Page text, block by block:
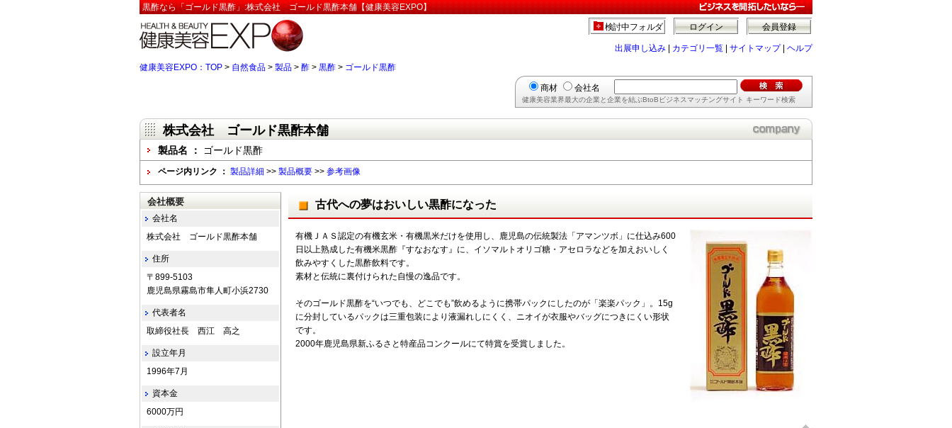
黒酢なら「ゴールド黒酢」:株式会社 ゴールド黒酢本舗【健康美容EXPO】
会員登録
ログイン
検討中フォルダ
出展申し込み カテゴリ一覧 サイトマップ| ヘルプ
健康美容EXPO：TOP > 自然食品 > 製品 > 酢 > 黒酢 > ゴールド黒酢
商材 会社名
健康美容業界最大の企業と企業を結ぶBtoBビジネスマッチングサイト キーワード検索
株式会社 ゴールド黒酢本舗
製品名 ： ゴールド黒酢
ページ内リンク ： 製品詳細 >> 製品概要 >> 参考画像
古代への夢はおいしい黒酢になった
有機ＪＡＳ認定の有機玄米・有機黒米だけを使用し、鹿児島の伝統製法「アマンツボ」に仕込み600
日以上熟成した有機米黒酢『すなおなす』に、イソマルトオリゴ糖・アセロラなどを加えおいしく
飲みやすくした黒酢飲料です。
素材と伝統に裏付けられた自慢の逸品です。
そのゴールド黒酢を“いつでも、どこでも”飲めるように携帯パックにしたのが「楽楽パック」。15g
に分封しているパックは三重包装により液漏れしにくく、ニオイが衣服やバッグにつきにくい形状
です。
2000年鹿児島県新ふるさと特産品コンクールにて特賞を受賞しました。
会社概要
会社名
株式会社 ゴールド黒酢本舗
住所
〒899-5103
鹿児島県霧島市隼人町小浜2730
代表者名
取締役社長 西江 高之
設立年月
1996年7月
資本金
6000万円